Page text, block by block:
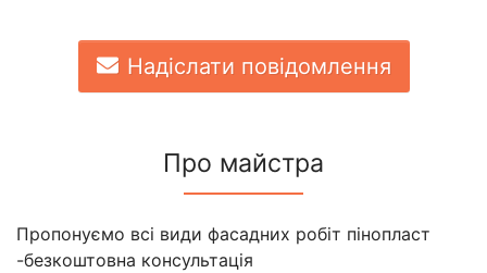
Надіслати повідомлення
Про майстра
Пропонуємо всі види фасадних робіт пінопласт
-безкоштовна консультація